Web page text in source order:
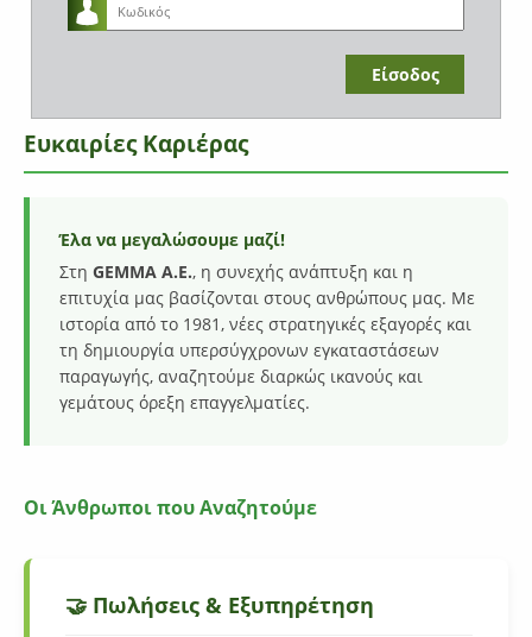
Ευκαιρίες Καριέρας
Έλα να μεγαλώσουμε μαζί!
Στη GEMMA Α.Ε., η συνεχής ανάπτυξη και η
επιτυχία μας βασίζονται στους ανθρώπους μας. Με
ιστορία από το 1981, νέες στρατηγικές εξαγορές και
τη δημιουργία υπερσύγχρονων εγκαταστάσεων
παραγωγής, αναζητούμε διαρκώς ικανούς και
γεμάτους όρεξη επαγγελματίες.
Οι Άνθρωποι που Αναζητούμε
🤝 Πωλήσεις & Εξυπηρέτηση